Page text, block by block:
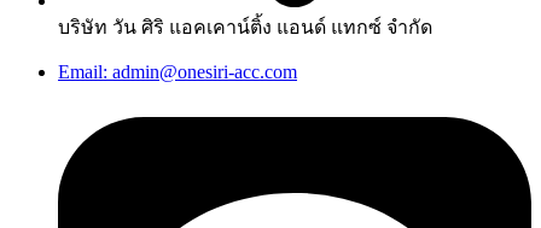
บริษัท วัน ศิริ แอคเคาน์ติ้ง แอนด์ แทกซ์ จำกัด
Email: admin@onesiri-acc.com